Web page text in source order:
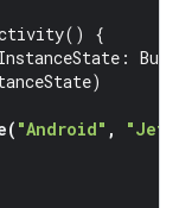
()
{
:
)
( "Android" ,